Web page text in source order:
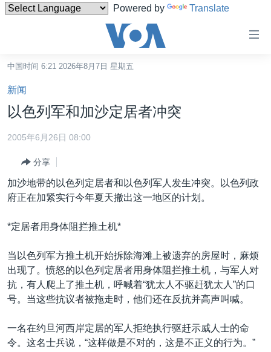
Powered by Translate
碍
链
接
跳
转
跳
到
转
到
港澳
国际
印太
中东
欧洲
非洲
全球议题
经济·金融·贸易
人权·法律·宗教
科教·文娱·体健
军事
环境
美中关系
热点专题
白宫要闻
国会报道
美国建国250周年
VOA视频
VOA今日焦点
中国时间 6:21 2026年8月7日 星期五
新闻
以色列军和加沙定居者冲突
2005年6月26日 08:00
分享
加沙地带的以色列定居者和以色列军人发生冲突。以色列政
府正在加紧实行今年夏天撤出这一地区的计划。
*定居者用身体阻拦推土机*
当以色列军方推土机开始拆除海滩上被遗弃的房屋时，麻烦
出现了。愤怒的以色列定居者用身体阻拦推土机，与军人对
抗，有人爬上了推土机，呼喊着“犹太人不驱赶犹太人”的口
号。当这些抗议者被拖走时，他们还在反抗并高声叫喊。
一名在约旦河西岸定居的军人拒绝执行驱赶示威人士的命
令。这名士兵说，“这样做是不对的，这是不正义的行为。”